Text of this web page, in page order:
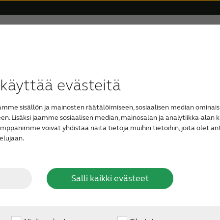
evästeitä
sisällön ja mainosten räätälöimiseen, sosiaalisen median
Lisäksi jaamme sosiaalisen median, mainosalan ja analytiikka-
voivat yhdistää näitä tietoja muihin tietoihin, joita olet
Salli kaikki evästeet
ja tukipalvelua
kuulonhoidon yksikön tai kuuloklinikan
kuulonhoidon yksikköön, josta olet saanut
ReSoundin klinikalta, saat ohjeistusta